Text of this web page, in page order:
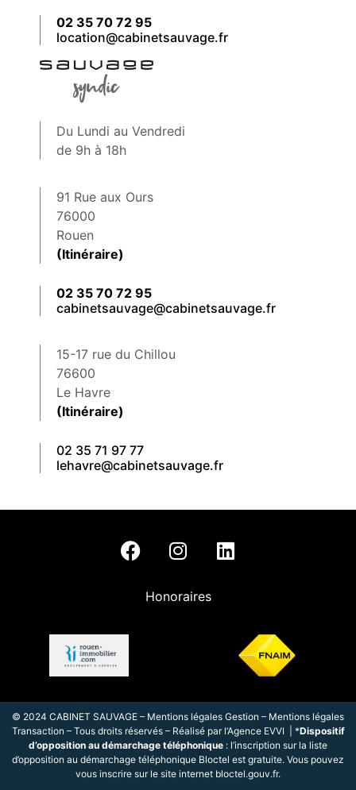
02 35 70 72 95
location@cabinetsauvage.fr
Du Lundi au Vendredi
de 9h à 18h
91 Rue aux Ours
76000
Rouen
(Itinéraire)
02 35 70 72 95
cabinetsauvage@cabinetsauvage.fr
15-17 rue du Chillou
76600
Le Havre
(Itinéraire)
02 35 71 97 77
lehavre@cabinetsauvage.fr
Honoraires
© 2024 CABINET SAUVAGE – Mentions légales Gestion – Mentions légales
Transaction – Tous droits réservés – Réalisé par l‘Agence EVVI | *Dispositif
d’opposition au démarchage téléphonique : l’inscription sur la liste
d’opposition au démarchage téléphonique Bloctel est gratuite. Vous pouvez
vous inscrire sur le site internet bloctel.gouv.fr.